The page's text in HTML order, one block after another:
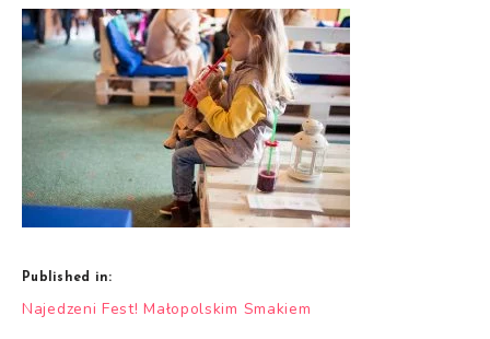
Published in:
Nawigacja
Najedzeni Fest! Małopolskim Smakiem